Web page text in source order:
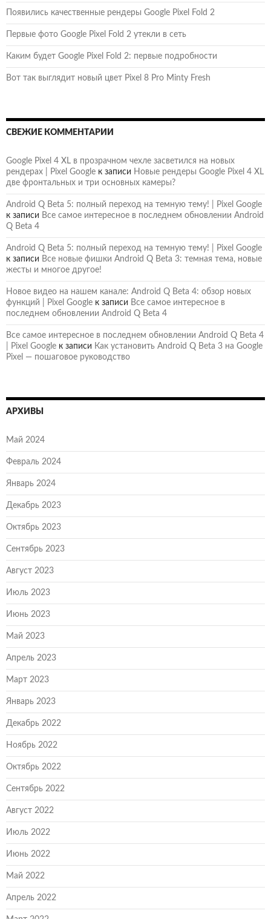
Появились качественные рендеры Google Pixel Fold 2
Первые фото Google Pixel Fold 2 утекли в сеть
Каким будет Google Pixel Fold 2: первые подробности
Вот так выглядит новый цвет Pixel 8 Pro Minty Fresh
СВЕЖИЕ КОММЕНТАРИИ
Google Pixel 4 XL в прозрачном чехле засветился на новых
рендерах | Pixel Google к записи Новые рендеры Google Pixel 4 XL
две фронтальных и три основных камеры?
Android Q Beta 5: полный переход на темную тему! | Pixel Google
к записи Все самое интересное в последнем обновлении Android
Q Beta 4
Android Q Beta 5: полный переход на темную тему! | Pixel Google
к записи Все новые фишки Android Q Beta 3: темная тема, новые
жесты и многое другое!
Новое видео на нашем канале: Android Q Beta 4: обзор новых
функций | Pixel Google к записи Все самое интересное в
последнем обновлении Android Q Beta 4
Все самое интересное в последнем обновлении Android Q Beta 4
| Pixel Google к записи Как установить Android Q Beta 3 на Google
Pixel — пошаговое руководство
АРХИВЫ
Май 2024
Февраль 2024
Январь 2024
Декабрь 2023
Октябрь 2023
Сентябрь 2023
Август 2023
Июль 2023
Июнь 2023
Май 2023
Апрель 2023
Март 2023
Январь 2023
Декабрь 2022
Ноябрь 2022
Октябрь 2022
Сентябрь 2022
Август 2022
Июль 2022
Июнь 2022
Май 2022
Апрель 2022